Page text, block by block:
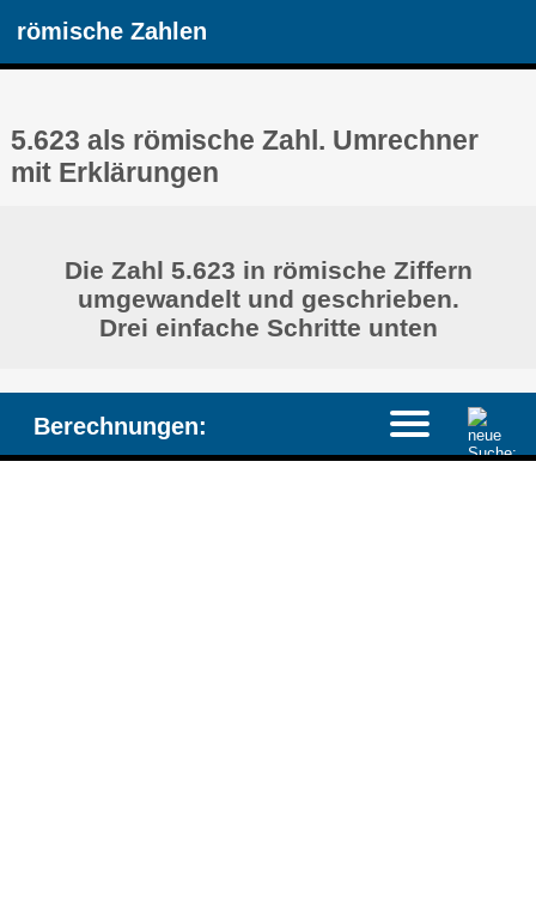
römische Zahlen
5.623 als römische Zahl. Umrechner
mit Erklärungen
Die Zahl 5.623 in römische Ziffern
umgewandelt und geschrieben.
Drei einfache Schritte unten
Berechnungen: